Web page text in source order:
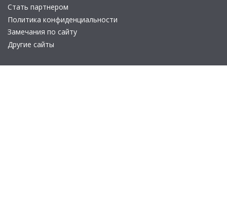
Стать партнером
Политика конфиденциальности
Замечания по сайту
Другие сайты